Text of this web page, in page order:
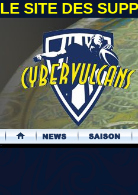
LE SITE DES
.